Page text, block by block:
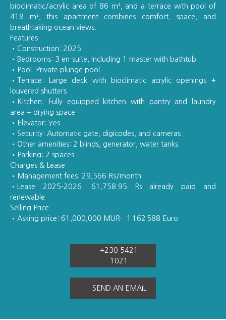
bioclimatic/acrylic area of 86 m², and a terrace with pool of
418 m², this apartment combines comfort, space, and
breathtaking ocean views.
Features
Construction: 2025
Bedrooms: 3 en-suite, including 1 master with bathtub
Pool: Private plunge pool
Terrace: Large deck with bioclimatic acrylic openings +
louvered shutters
Kitchen: Fully equipped kitchen with pantry and laundry
area + drying space
Elevator: Yes
Security: Automatic gate, digicodes, and cameras
Other amenities: 2 blinds, generator, water tanks
Parking: 2 spaces
Charges & Lease
Management fees: 29,566 Rs/month
Lease 2025-2026: 61,758.95 Rs already paid and
renewable
Selling Price
Asking price: 61,000,000 MUR- 1 162 588 Euro
+230 5421
1021
SEND AN EMAIL